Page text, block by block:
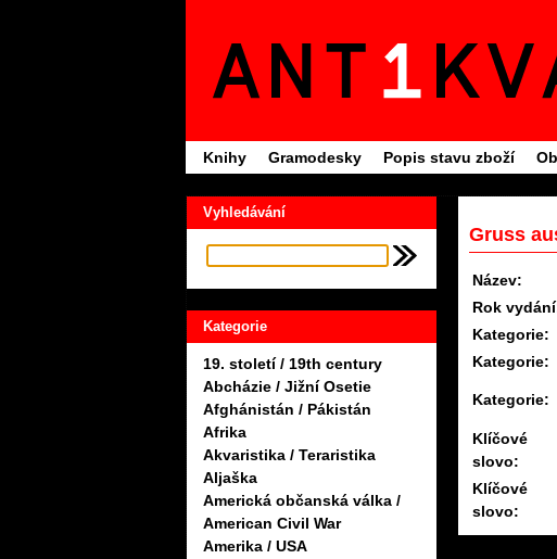
Knihy Gramodesky Popis stavu zboží
Vyhledávání
Kategorie
19. století / 19th century
Abcházie / Jižní Osetie
Afghánistán / Pákistán
Afrika
Akvaristika / Teraristika
Aljaška
Americká občanská válka /
American Civil War
Amerika / USA
Gruss
Název:
Rok
Kategorie:
Kategorie:
Kategorie:
Klíčové
slovo:
Klíčové
slovo: